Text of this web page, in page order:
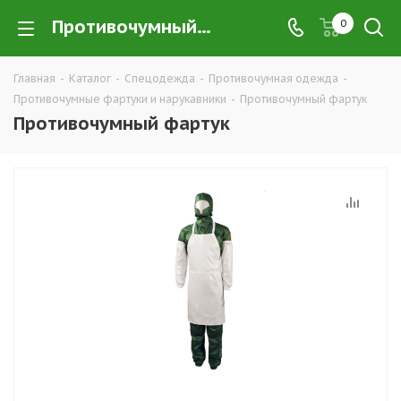
Противочумный фартук купить в Екатеринбурге по низким ценам оптом — интернет-магазин противочумной спецодежды в розницу компании ТД УРАЛСИЗ 0
Главная - Каталог - Спецодежда - Противочумная одежда -
Противочумные фартуки и нарукавники - Противочумный фартук
Противочумный фартук